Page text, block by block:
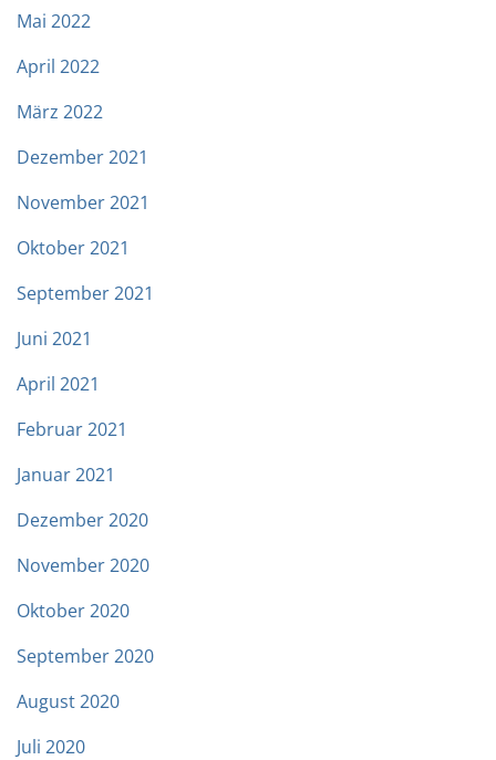
Mai 2022
April 2022
März 2022
Dezember 2021
November 2021
Oktober 2021
September 2021
Juni 2021
April 2021
Februar 2021
Januar 2021
Dezember 2020
November 2020
Oktober 2020
September 2020
August 2020
Juli 2020